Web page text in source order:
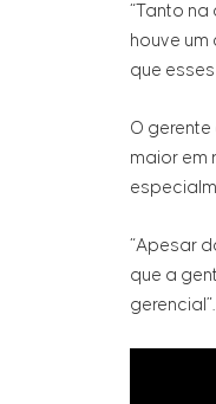
“Tanto
houve
que
O
maior em
“Apesar
que a
gerencial”.